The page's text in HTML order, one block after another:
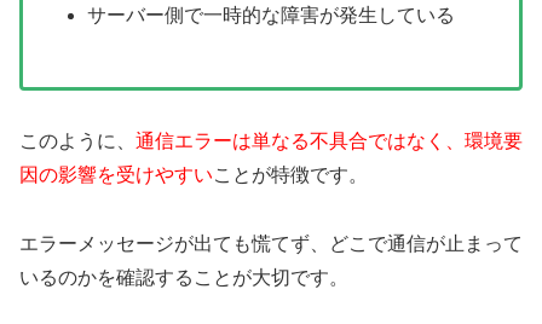
サーバー側で一時的な障害が発生している
このように、 通信エラーは単なる不具合ではなく、環境要
因の影響を受けやすいことが特徴です。
エラーメッセージが出ても慌てず、どこで通信が止まって
いるのかを確認することが大切です。